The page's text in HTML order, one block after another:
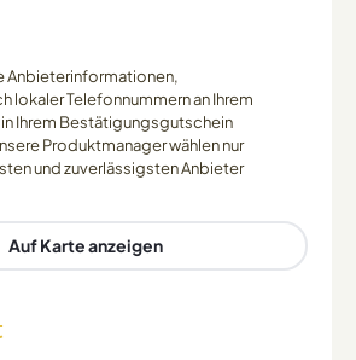
Anbieterinformationen,
lokaler Telefonnummern an Ihrem
Ihrem Bestätigungsgutschein
Produktmanager wählen nur
und zuverlässigsten Anbieter
Auf Karte anzeigen